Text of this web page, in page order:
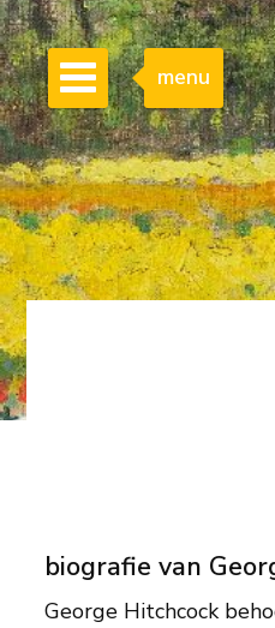
menu
biografie van
George Hitchcock
1880 naar Nederland,